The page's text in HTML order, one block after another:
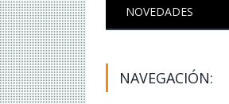
NOVEDADES
NAVEGACIÓN: